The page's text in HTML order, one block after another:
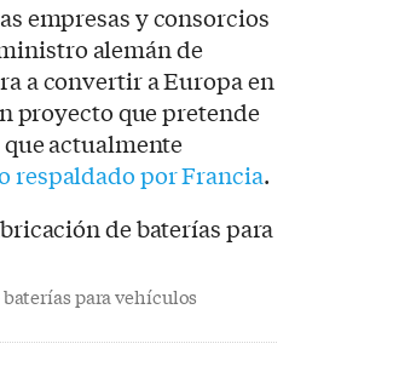
empresas y consorcios
alemán de
a convertir a Europa en
proyecto que pretende
actualmente
respaldado por Francia.
para vehículos